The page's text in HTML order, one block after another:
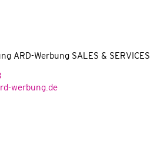
ARD-Werbung SALES & SERVICES
werbung.de